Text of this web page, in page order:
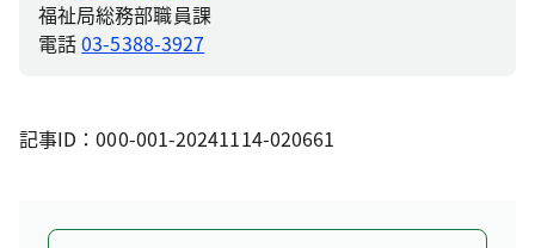
福祉局総務部職員課
電話03-5388-3927
記事ID：000-001-20241114-020661